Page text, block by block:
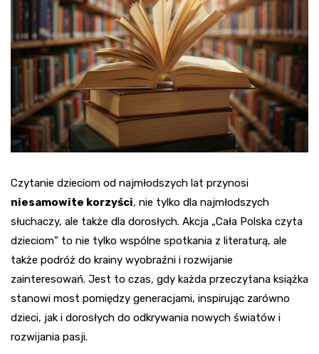
Czytanie dzieciom od najmłodszych lat przynosi
niesamowite korzyści, nie tylko dla najmłodszych
słuchaczy, ale także dla dorosłych. Akcja „Cała Polska czyta
dzieciom” to nie tylko wspólne spotkania z literaturą, ale
także podróż do krainy wyobraźni i rozwijanie
zainteresowań. Jest to czas, gdy każda przeczytana książka
stanowi most pomiędzy generacjami, inspirując zarówno
dzieci, jak i dorosłych do odkrywania nowych światów i
rozwijania pasji.